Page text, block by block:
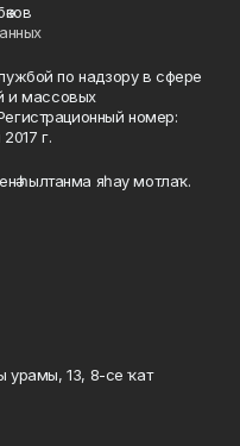
по надзору в сфере
и массовых
номер:
г.
һылтанма яһау мотлаҡ.
урамы, 13, 8-се ҡат